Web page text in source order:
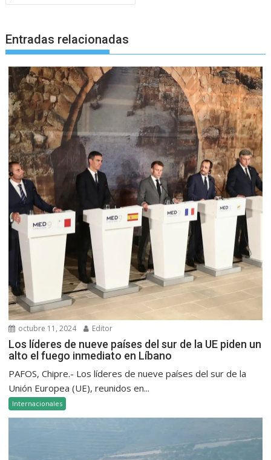
Entradas relacionadas
octubre 11, 2024 Editor
Los líderes de nueve países del sur de la UE piden un
alto el fuego inmediato en Líbano
PAFOS, Chipre.- Los líderes de nueve países del sur de la
Unión Europea (UE), reunidos en...
Internacionales